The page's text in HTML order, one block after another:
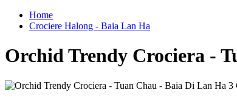
Home
Crociere Halong - Baia Lan Ha
Orchid Trendy Crociera -